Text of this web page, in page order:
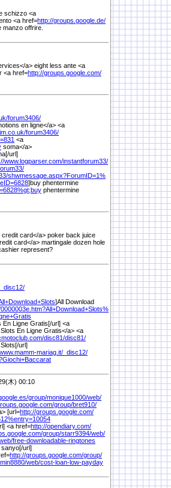
schizzo <a
<a href=http://groups.google.de/
manzo offrire.
a> eight less ante <a
<a href=http://groups.google.com/
forum3406/
en ligne</a> <a
forum3406/
<a
soma</a>
url]
www.logparser.com/instantforum33/
shwmessage.aspx?ForumID=1%
]buy phentermine
gt;buy phentermine
card</a> poker back juice
card</a> martingale dozen hole
represent?
_disc12/
]All Download
0000003e.htm?All+Download+Slots%
En Ligne Gratis[/url] <a
Slots En Ligne Gratis</a> <a
disc81/disc81/
url]
mariag.it/ _disc12/
木) 00:10
group/monique1000/web/
group/bret910/
[url=http://groups.google.com/
entry=10054
<a href=http://opendiary.com/
group/starr9394/web/
free-downloadable-ringtones
sanyo[/url]
http://groups.google.com/group/
web/cost-loan-low-payday